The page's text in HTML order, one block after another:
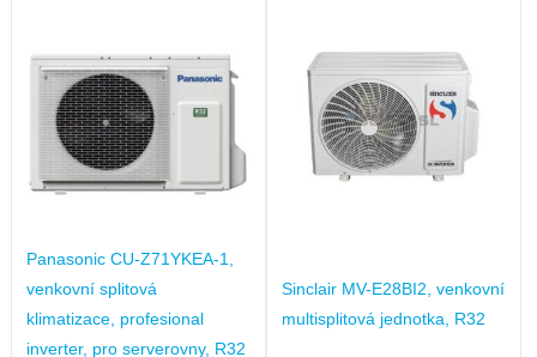
Panasonic CU-Z71YKEA-1,
venkovní splitová
klimatizace, profesional
inverter, pro serverovny, R32
Sinclair MV-E28BI2, venkovní
multisplitová jednotka, R32